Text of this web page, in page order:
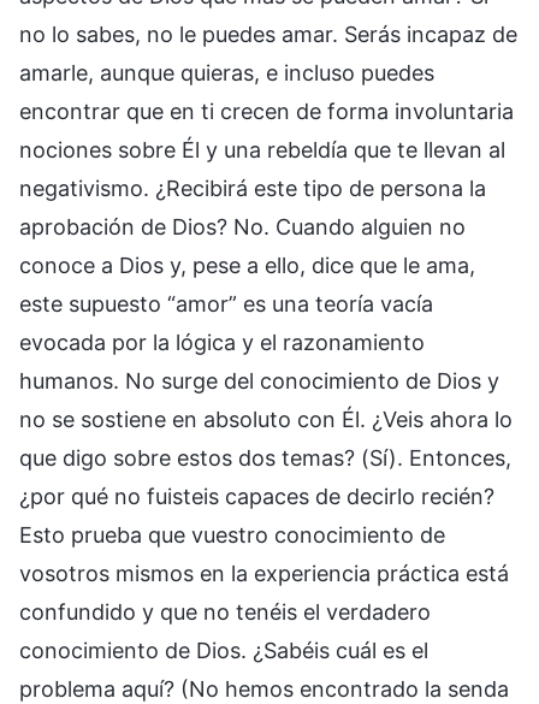
no lo sabes, no le puedes amar. Serás incapaz de
amarle, aunque quieras, e incluso puedes
encontrar que en ti crecen de forma involuntaria
nociones sobre Él y una rebeldía que te llevan al
negativismo. ¿Recibirá este tipo de persona la
aprobación de Dios? No. Cuando alguien no
conoce a Dios y, pese a ello, dice que le ama,
este supuesto “amor” es una teoría vacía
evocada por la lógica y el razonamiento
humanos. No surge del conocimiento de Dios y
no se sostiene en absoluto con Él. ¿Veis ahora lo
que digo sobre estos dos temas? (Sí). Entonces,
¿por qué no fuisteis capaces de decirlo recién?
Esto prueba que vuestro conocimiento de
vosotros mismos en la experiencia práctica está
confundido y que no tenéis el verdadero
conocimiento de Dios. ¿Sabéis cuál es el
problema aquí? (No hemos encontrado la senda